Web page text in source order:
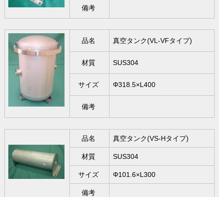
備考
品名 真空タンク(VL-VFタイプ)
材質 SUS304
サイズ Φ318.5×L400
備考
品名 真空タンク(VS-Hタイプ)
材質 SUS304
サイズ Φ101.6×L300
備考